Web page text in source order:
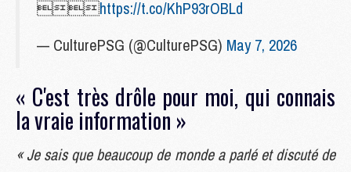
https://t.co/KhP93rOBLd
— CulturePSG (@CulturePSG) May 7, 2026
« C'est très drôle pour moi, qui connais
la vraie information »
« Je sais que beaucoup de monde a parlé et discuté de